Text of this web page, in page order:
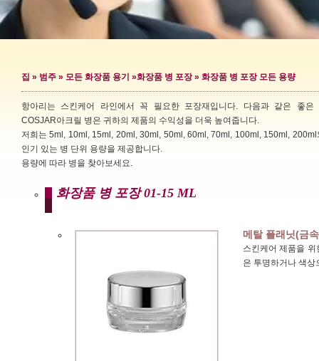
집 » 범주 » 모든 화장품 용기 »화장품 병 포장» 화장품 병 포장 모든 용량
항아리는 스킨케어 라인에서 꼭 필요한 포장재입니다. 다음과 같은 좋은
COSJAR아크릴 병은 귀하의 제품의 수익성을 더욱 높여줍니다.
저희는 5ml, 10ml, 15ml, 20ml, 30ml, 50ml, 60ml, 70ml, 100ml, 150ml, 200ml
인기 있는 병 단위 용량을 제공합니다.
용량에 따라 병을 찾아보세요.
화장품 병 포장 01-15 ML
메탈 플래닛(금
스킨케어 제품을
은 투명하거나 색상